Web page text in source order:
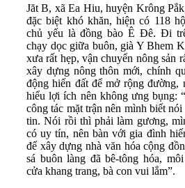
Jăt B, xã Ea Hiu, huyện Krông
đặc biệt khó khăn, hiện có 118
chủ yếu là đồng bào Ê Đê. Đi
chạy dọc giữa buôn, già Y Bhem
xưa rất hẹp, vận chuyển nông sản
xây dựng nông thôn mới, chính
động hiến đất để mở rộng đường,
hiểu lợi ích nên không ưng bụng:
công tác mặt trận nên mình biết
tin. Nói rồi thì phải làm gương,
có uy tín, nên bàn với gia đình
để xây dựng nhà văn hóa cộng
sá buôn làng đã bê-tông hóa,
cửa khang trang, bà con vui lắm”.